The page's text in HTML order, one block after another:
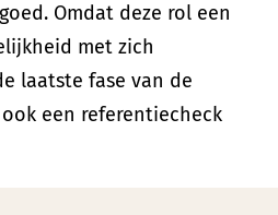
Omdat deze rol een
met zich
laatste fase van de
een referentiecheck